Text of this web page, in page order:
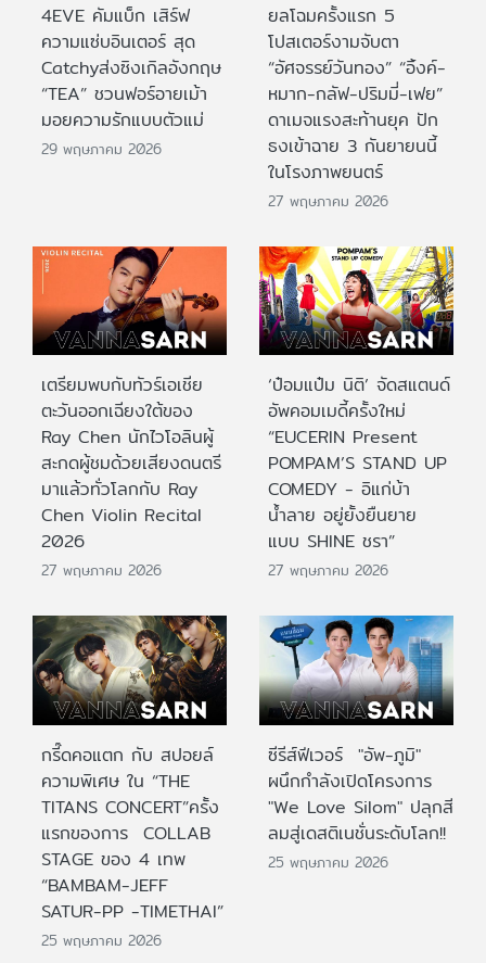
4EVE คัมแบ็ก เสิร์ฟ
ความแซ่บอินเตอร์ สุด
Catchyส่งซิงเกิลอังกฤษ
“TEA” ชวนฟอร์อายเม้า
มอยความรักแบบตัวแม่
29 พฤษภาคม 2026
ยลโฉมครั้งแรก 5
โปสเตอร์งามจับตา
“อัศจรรย์วันทอง” “อิ้งค์-
หมาก-กลัฟ-ปริมมี่-เฟย”
ดาเมจแรงสะท้านยุค ปัก
ธงเข้าฉาย 3 กันยายนนี้
ในโรงภาพยนตร์
27 พฤษภาคม 2026
เตรียมพบกับทัวร์เอเชีย
ตะวันออกเฉียงใต้ของ
Ray Chen นักไวโอลินผู้
สะกดผู้ชมด้วยเสียงดนตรี
มาแล้วทั่วโลกกับ Ray
Chen Violin Recital
2026
27 พฤษภาคม 2026
‘ป๋อมแป๋ม นิติ’ จัดสแตนด์
อัพคอมเมดี้ครั้งใหม่
“EUCERIN Present
POMPAM’S STAND UP
COMEDY - อิแก่บ้า
น้ำลาย อยู่ยั้งยืนยาย
แบบ SHINE ชรา”
27 พฤษภาคม 2026
กรี๊ดคอแตก กับ สปอยล์
ความพิเศษ ใน “THE
TITANS CONCERT”ครั้ง
แรกของการ COLLAB
STAGE ของ 4 เทพ
“BAMBAM-JEFF
SATUR-PP -TIMETHAI”
25 พฤษภาคม 2026
ซีรีส์ฟีเวอร์ "อัพ-ภูมิ"
ผนึกกำลังเปิดโครงการ
"We Love Silom" ปลุกสี
ลมสู่เดสติเนชั่นระดับโลก!!
25 พฤษภาคม 2026